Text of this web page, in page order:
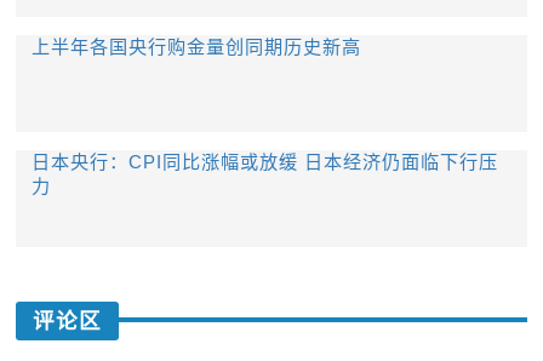
上半年各国央行购金量创同期历史新高
日本央行：CPI同比涨幅或放缓 日本经济仍面临下行压
力
评论区